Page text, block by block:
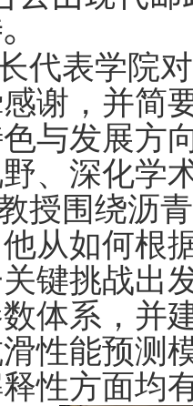
代表学院
谢，并简
与发展方
、深化学
授围绕沥
从如何根
键挑战出
体系，并
性能预测
性方面均